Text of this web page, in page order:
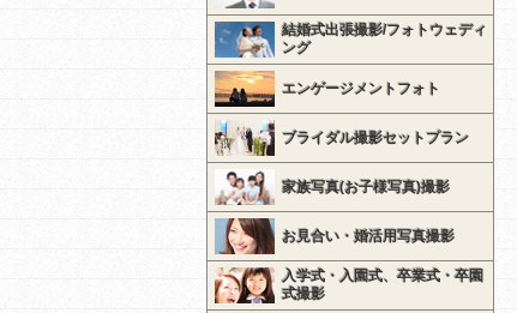
結婚式出張撮影/フォトウェディ
ング
エンゲージメントフォト
ブライダル撮影セットプラン
家族写真(お子様写真)撮影
お見合い・婚活用写真撮影
入学式・入園式、卒業式・卒園
式撮影